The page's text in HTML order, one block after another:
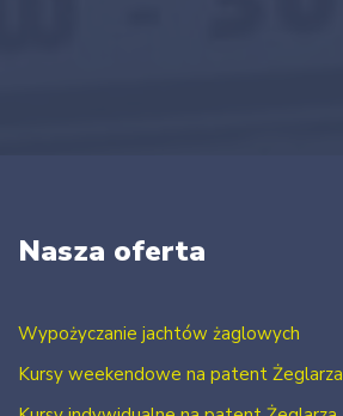
Nasza oferta
Wypożyczanie jachtów żaglowych
Kursy weekendowe na patent Żeglarza